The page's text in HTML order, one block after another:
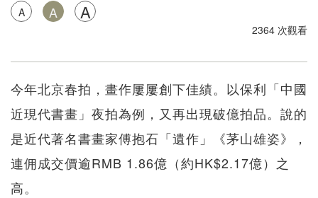
A A A
2364 次觀看
今年北京春拍，畫作屢屢創下佳績。以保利「中國
近現代書畫」夜拍為例，又再出現破億拍品。說的
是近代著名書畫家傅抱石「遺作」《茅山雄姿》，
連佣成交價逾RMB 1.86億（約HK$2.17億）之
高。